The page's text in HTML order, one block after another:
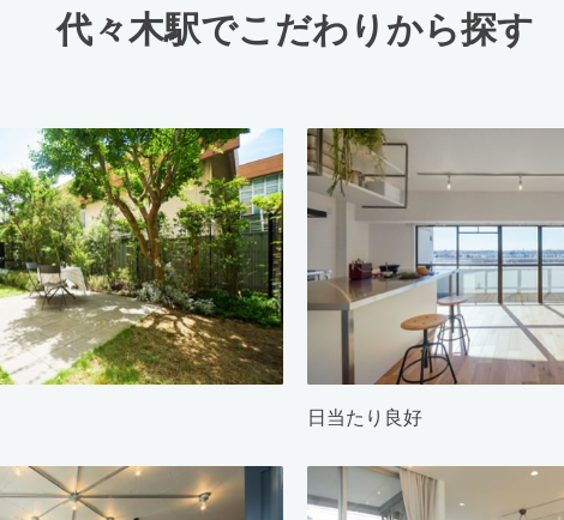
代々木駅でこだわりから探す
日当たり良好